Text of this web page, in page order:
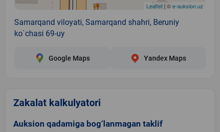
Leaflet | ©e-auksion.uz
Samarqand viloyati, Samarqand shahri, Beruniy
ko`chasi 69-uy
Google Maps Yandex Maps
Zakalat kalkulyatori
Auksion qadamiga bog‘lanmagan taklif